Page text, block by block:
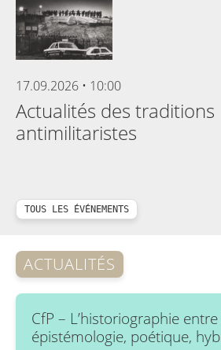
17.09.2026 • 10:00
Actualités des traditions
antimilitaristes
TOUS LES ÉVÉNEMENTS
ACTUALITÉS
CfP – L’historiographie
épistémologie, poétique,